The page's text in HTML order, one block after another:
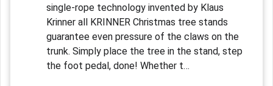
single-rope technology invented by Klaus
Krinner all KRINNER Christmas tree stands
guarantee even pressure of the claws on the
trunk. Simply place the tree in the stand, step
the foot pedal, done! Whether t…